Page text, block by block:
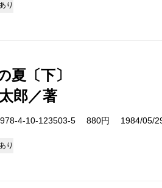
り
夏〔下〕
郎／著
4-10-123503-5 880円 1984/05/
り